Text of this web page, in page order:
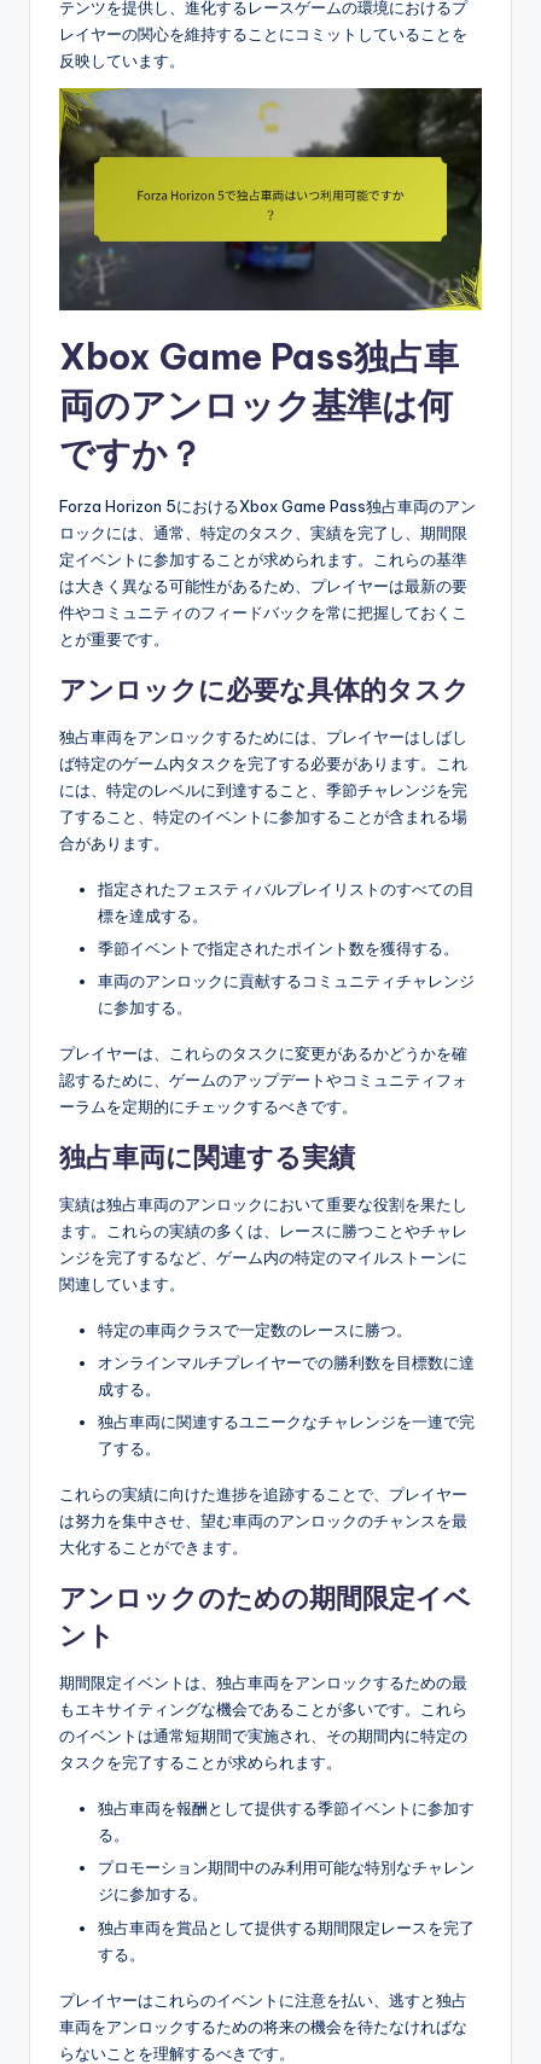
テンツを提供し、進化するレースゲームの環境におけるプ
レイヤーの関心を維持することにコミットしていることを
反映しています。
Xbox Game Pass独占車
両のアンロック基準は何
ですか？
Forza Horizon 5におけるXbox Game Pass独占車両のアン
ロックには、通常、特定のタスク、実績を完了し、期間限
定イベントに参加することが求められます。これらの基準
は大きく異なる可能性があるため、プレイヤーは最新の要
件やコミュニティのフィードバックを常に把握しておくこ
とが重要です。
アンロックに必要な具体的タスク
独占車両をアンロックするためには、プレイヤーはしばし
ば特定のゲーム内タスクを完了する必要があります。これ
には、特定のレベルに到達すること、季節チャレンジを完
了すること、特定のイベントに参加することが含まれる場
合があります。
指定されたフェスティバルプレイリストのすべての目
標を達成する。
季節イベントで指定されたポイント数を獲得する。
車両のアンロックに貢献するコミュニティチャレンジ
に参加する。
プレイヤーは、これらのタスクに変更があるかどうかを確
認するために、ゲームのアップデートやコミュニティフォ
ーラムを定期的にチェックするべきです。
独占車両に関連する実績
実績は独占車両のアンロックにおいて重要な役割を果たし
ます。これらの実績の多くは、レースに勝つことやチャレ
ンジを完了するなど、ゲーム内の特定のマイルストーンに
関連しています。
特定の車両クラスで一定数のレースに勝つ。
オンラインマルチプレイヤーでの勝利数を目標数に達
成する。
独占車両に関連するユニークなチャレンジを一連で完
了する。
これらの実績に向けた進捗を追跡することで、プレイヤー
は努力を集中させ、望む車両のアンロックのチャンスを最
大化することができます。
アンロックのための期間限定イベ
ント
期間限定イベントは、独占車両をアンロックするための最
もエキサイティングな機会であることが多いです。これら
のイベントは通常短期間で実施され、その期間内に特定の
タスクを完了することが求められます。
独占車両を報酬として提供する季節イベントに参加す
る。
プロモーション期間中のみ利用可能な特別なチャレン
ジに参加する。
独占車両を賞品として提供する期間限定レースを完了
する。
プレイヤーはこれらのイベントに注意を払い、逃すと独占
車両をアンロックするための将来の機会を待たなければな
らないことを理解するべきです。